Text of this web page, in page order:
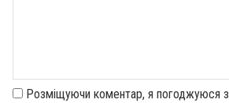
Розміщуючи коментар, я погоджуюся з